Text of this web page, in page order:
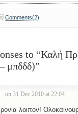
Comments(2)
to “Καλή
μπδδδ)”
on 31 Dec 2010 at 22:04
λοιπον!